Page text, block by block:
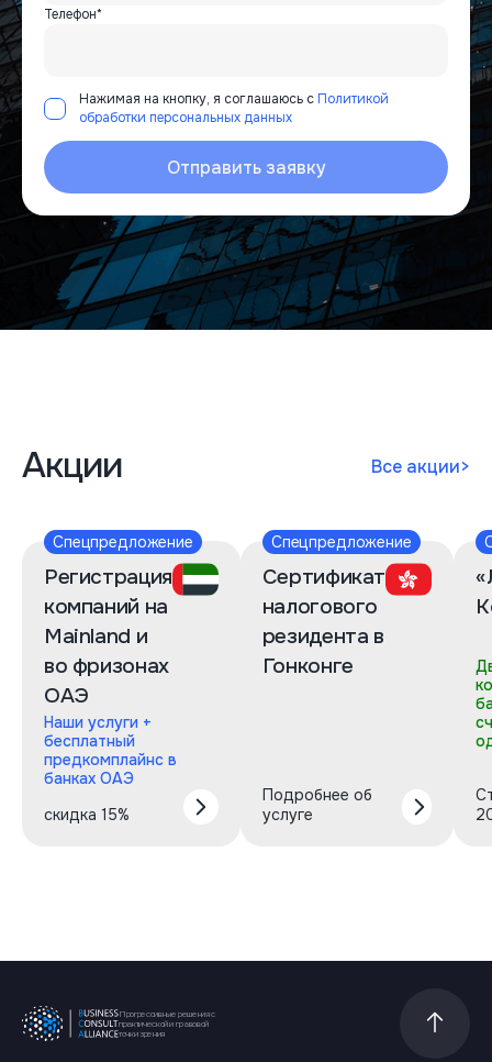
Телефон*
Нажимая на кнопку, я соглашаюсь с Политикой
обработки персональных данных
Отправить заявку
Акции Все акции>
Спецпредложение
Регистрация
компаний на
Mainland и
во фризонах
ОАЭ
Наши услуги +
бесплатный
предкомплайнс в
банках ОАЭ
скидка 15%
Спецпредложение
Сертификат
налогового
резидента в
Гонконге
Подробнее об
услуге
Прогрессивные решения с
практической и правовой
точки зрения